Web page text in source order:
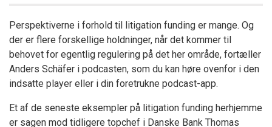
Perspektiverne i forhold til litigation funding er mange. Og
der er flere forskellige holdninger, når det kommer til
behovet for egentlig regulering på det her område, fortæller
Anders Schäfer i podcasten, som du kan høre ovenfor i den
indsatte player eller i din foretrukne podcast-app.
Et af de seneste eksempler på litigation funding herhjemme
er sagen mod tidligere topchef i Danske Bank Thomas